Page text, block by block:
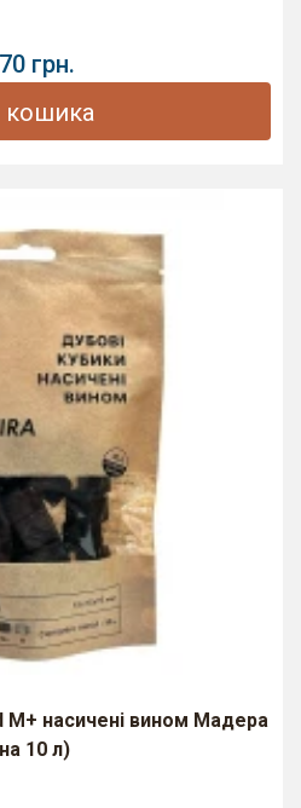
грн.
M+ насичені вином Мадера
10 л)